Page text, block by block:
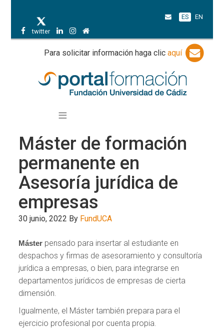
twitter
ES EN
Para solicitar información haga clic aquí
Máster de formación
permanente en
Asesoría jurídica de
empresas
30 junio, 2022 By FundUCA
Máster pensado para insertar al estudiante en
despachos y firmas de asesoramiento y consultoría
jurídica a empresas, o bien, para integrarse en
departamentos jurídicos de empresas de cierta
dimensión.
Igualmente, el Máster también prepara para el
ejercicio profesional por cuenta propia.